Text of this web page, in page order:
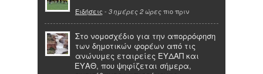
Ειδήσεις - 3 ημέρες 2 ώρες πιο πριν
Στο νομοσχέδιο για την απορρόφηση
των δημοτικών φορέων από τις
ανώνυμες εταιρείες ΕΥΔΑΠ και
ΕΥΑΘ, που ψηφίζεται σήμερα,